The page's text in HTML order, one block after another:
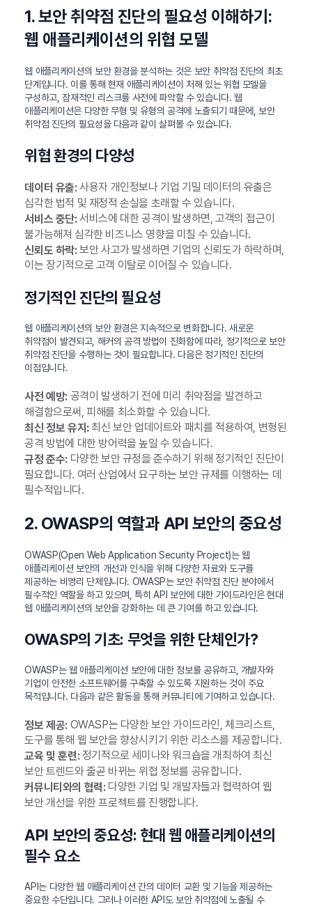
1. 보안 취약점 진단의 필요성 이해하기:
웹 애플리케이션의 위협 모델
웹 애플리케이션의 보안 환경을 분석하는 것은 보안 취약점 진단의 최초
단계입니다. 이를 통해 현재 애플리케이션이 처해 있는 위협 모델을
구성하고, 잠재적인 리스크를 사전에 파악할 수 있습니다. 웹
애플리케이션은 다양한 무형 및 유형의 공격에 노출되기 때문에, 보안
취약점 진단의 필요성을 다음과 같이 살펴볼 수 있습니다.
위협 환경의 다양성
데이터 유출:사용자 개인정보나 기업 기밀 데이터의 유출은
심각한 법적 및 재정적 손실을 초래할 수 있습니다.
서비스 중단:서비스에 대한 공격이 발생하면, 고객의 접근이
불가능해져 심각한 비즈니스 영향을 미칠 수 있습니다.
신뢰도 하락:보안 사고가 발생하면 기업의 신뢰도가 하락하며,
이는 장기적으로 고객 이탈로 이어질 수 있습니다.
정기적인 진단의 필요성
웹 애플리케이션의 보안 환경은 지속적으로 변화합니다. 새로운
취약점이 발견되고, 해커의 공격 방법이 진화함에 따라, 정기적으로 보안
취약점 진단을 수행하는 것이 필요합니다. 다음은 정기적인 진단의
이점입니다.
사전 예방:공격이 발생하기 전에 미리 취약점을 발견하고
해결함으로써, 피해를 최소화할 수 있습니다.
최신 정보 유지:최신 보안 업데이트와 패치를 적용하여, 변형된
공격 방법에 대한 방어력을 높일 수 있습니다.
규정 준수:다양한 보안 규정을 준수하기 위해 정기적인 진단이
필요합니다. 여러 산업에서 요구하는 보안 규제를 이행하는 데
필수적입니다.
2. OWASP의 역할과 API 보안의 중요성
OWASP(Open Web Application Security Project)는 웹
애플리케이션 보안의 개선과 인식을 위해 다양한 자료와 도구를
제공하는 비영리 단체입니다. OWASP는 보안 취약점 진단 분야에서
필수적인 역할을 하고 있으며, 특히 API 보안에 대한 가이드라인은 현대
웹 애플리케이션의 보안을 강화하는 데 큰 기여를 하고 있습니다.
OWASP의 기초: 무엇을 위한 단체인가?
OWASP는 웹 애플리케이션 보안에 대한 정보를 공유하고, 개발자와
기업이 안전한 소프트웨어를 구축할 수 있도록 지원하는 것이 주요
목적입니다. 다음과 같은 활동을 통해 커뮤니티에 기여하고 있습니다.
정보 제공:OWASP는 다양한 보안 가이드라인, 체크리스트,
도구를 통해 웹 보안을 향상시키기 위한 리소스를 제공합니다.
교육 및 훈련:정기적으로 세미나와 워크숍을 개최하여 최신
보안 트렌드와 줄곧 바뀌는 위협 정보를 공유합니다.
커뮤니티와의 협력:다양한 기업 및 개발자들과 협력하여 웹
보안 개선을 위한 프로젝트를 진행합니다.
API 보안의 중요성: 현대 웹 애플리케이션의
필수 요소
API는 다양한 웹 애플리케이션 간의 데이터 교환 및 기능을 제공하는
중요한 수단입니다. 그러나 이러한 API도 보안 취약점에 노출될 수